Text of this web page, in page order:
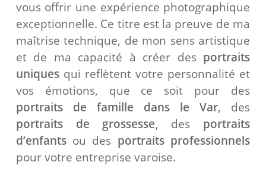
vous offrir une expérience photographique
exceptionnelle. Ce titre est la preuve de ma
maîtrise technique, de mon sens artistique
et de ma capacité à créer des portraits
uniquesqui reflètent votre personnalité et
vos émotions, que ce soit pour des
portraits de famille dans le Var, des
portraits de grossesse, des portraits
d’enfantsou des portraits professionnels
pour votre entreprise varoise.